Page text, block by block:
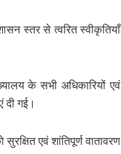
स्तर से त्वरित स्वीकृतियाँ
के सभी अधिकारियों एवं
गई।
एवं शांतिपूर्ण वातावरण